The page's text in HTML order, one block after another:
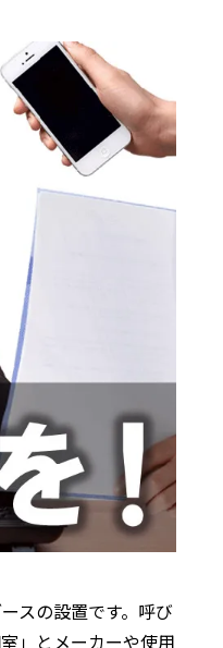
スの設置です。呼び
」とメーカーや使用